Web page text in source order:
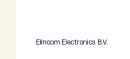
Elincom Electronics B.V.